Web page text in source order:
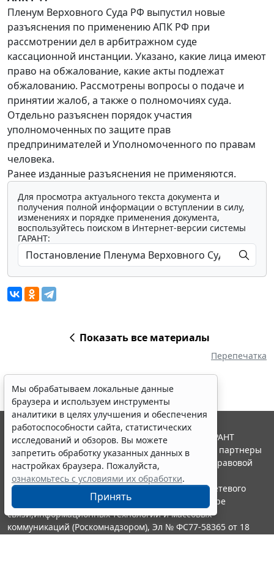
Пленум Верховного Суда РФ выпустил новые
разъяснения по применению АПК РФ при
рассмотрении дел в арбитражном суде
кассационной инстанции. Указано, какие лица имеют
право на обжалование, какие акты подлежат
обжалованию. Рассмотрены вопросы о подаче и
принятии жалоб, а также о полномочиях суда.
Отдельно разъяснен порядок участия
уполномоченных по защите прав
предпринимателей и Уполномоченного по правам
человека.
Ранее изданные разъяснения не применяются.
Для просмотра актуального текста документа и
получения полной информации о вступлении в силу,
изменениях и порядке применения документа,
воспользуйтесь поиском в Интернет-версии системы
ГАРАНТ:
Показать все материалы
Перепечатка
Мы обрабатываем локальные данные
браузера и используем инструменты
аналитики в целях улучшения и обеспечения
работоспособности сайта, статистических
исследований и обзоров. Вы можете
запретить обработку указанных данных в
настройках браузера. Пожалуйста,
ознакомьтесь с условиями их обработки.
Принять
© ООО "НПП "ГАРАНТ-СЕРВИС", 2026. Система ГАРАНТ
выпускается с 1990 года. Компания "Гарант" и ее партнеры
являются участниками Российской ассоциации правовой
информации ГАРАНТ.
Портал ГАРАНТ.РУ зарегистрирован в качестве сетевого
издания Федеральной службой по надзору в сфере
связи,информационных технологий и массовых
коммуникаций (Роскомнадзором), Эл № ФС77-58365 от 18